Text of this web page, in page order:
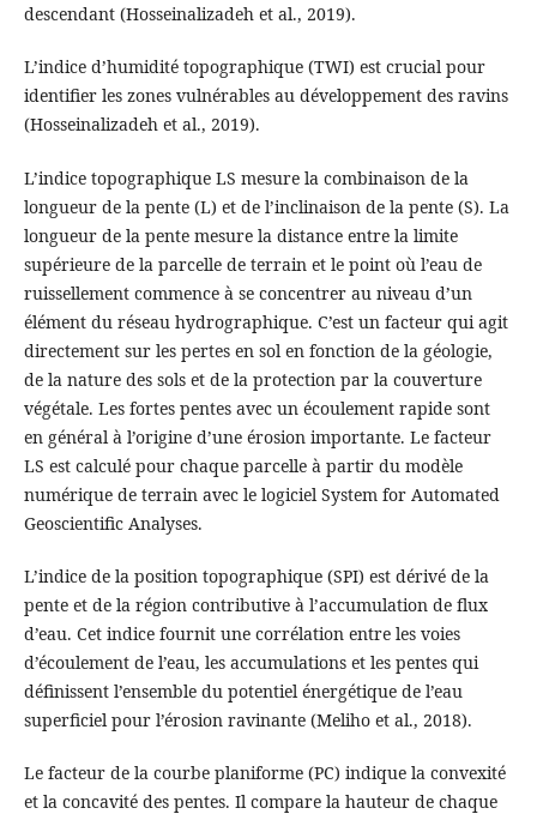
descendant (Hosseinalizadeh et al., 2019).
L’indice d’humidité topographique (TWI) est crucial pour
identifier les zones vulnérables au développement des ravins
(Hosseinalizadeh et al., 2019).
L’indice topographique LS mesure la combinaison de la
longueur de la pente (L) et de l’inclinaison de la pente (S). La
longueur de la pente mesure la distance entre la limite
supérieure de la parcelle de terrain et le point où l’eau de
ruissellement commence à se concentrer au niveau d’un
élément du réseau hydrographique. C’est un facteur qui agit
directement sur les pertes en sol en fonction de la géologie,
de la nature des sols et de la protection par la couverture
végétale. Les fortes pentes avec un écoulement rapide sont
en général à l’origine d’une érosion importante. Le facteur
LS est calculé pour chaque parcelle à partir du modèle
numérique de terrain avec le logiciel System for Automated
Geoscientific Analyses.
L’indice de la position topographique (SPI) est dérivé de la
pente et de la région contributive à l’accumulation de flux
d’eau. Cet indice fournit une corrélation entre les voies
d’écoulement de l’eau, les accumulations et les pentes qui
définissent l’ensemble du potentiel énergétique de l’eau
superficiel pour l’érosion ravinante (Meliho et al., 2018).
Le facteur de la courbe planiforme (PC) indique la convexité
et la concavité des pentes. Il compare la hauteur de chaque